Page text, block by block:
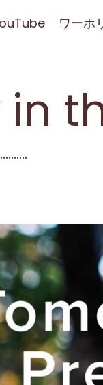
ワーホ
in